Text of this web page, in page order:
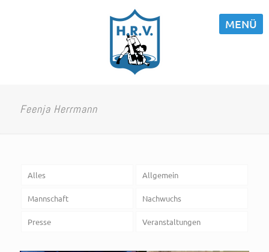
MENÜ
Feenja Herrmann
Alles Allgemein
Mannschaft Nachwuchs
Presse Veranstaltungen